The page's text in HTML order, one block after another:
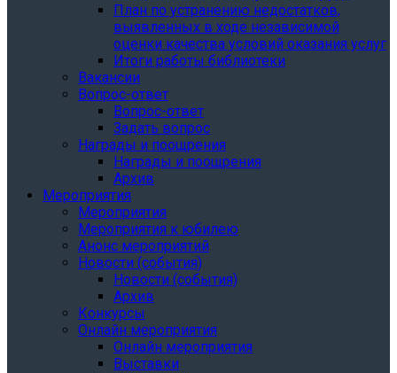
План по устранению недостатков,
выявленных в ходе независимой
оценки качества условий оказания услуг
Итоги работы библиотеки
Вакансии
Вопрос-ответ
Вопрос-ответ
Задать вопрос
Награды и поощрения
Награды и поощрения
Архив
Мероприятия
Мероприятия
Мероприятия к юбилею
Анонс мероприятий
Новости (события)
Новости (события)
Архив
Конкурсы
Онлайн мероприятия
Онлайн мероприятия
Выставки